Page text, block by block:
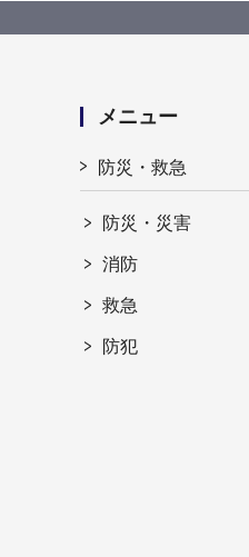
メニュー
防災・救急
防災・災害
消防
救急
防犯